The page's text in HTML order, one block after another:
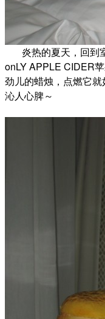
炎热的夏天，回到
onLY APPLE CIDER
劲儿的蜡烛，点燃它
沁人心脾～